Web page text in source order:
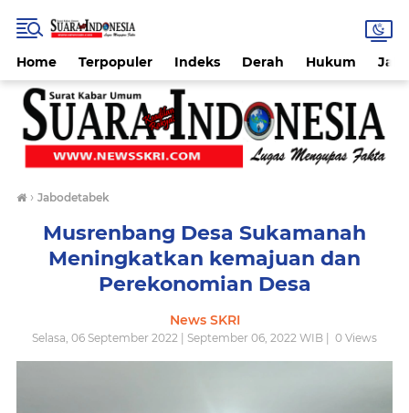
Home Terpopuler Indeks Derah Hukum
› Jabodetabek
Musrenbang Desa Sukamanah
Meningkatkan kemajuan dan
Perekonomian Desa
News SKRI
Selasa, 06 September 2022 | September 06, 2022 WIB | 0 Views